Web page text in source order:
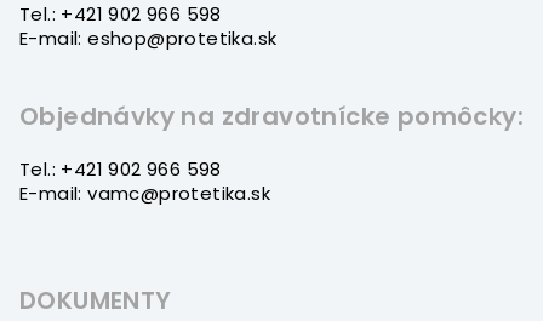
Tel.: +421 902 966 598
E-mail: eshop@protetika.sk
Objednávky na zdravotnícke pomôcky:
Tel.: +421 902 966 598
E-mail: vamc@protetika.sk
DOKUMENTY